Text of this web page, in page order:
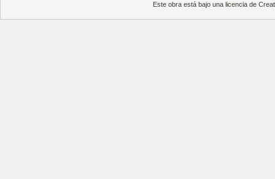
Este obra está bajo unalicencia de